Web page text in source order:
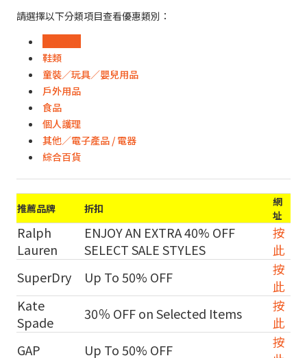
請選擇以下分類項目查看優惠類別：
鞋類
童裝／玩具／嬰兒用品
戶外用品
食品
個人護理
其他／電子產品 / 電器
綜合百貨
推薦品牌 折扣
網
址
Ralph
Lauren
ENJOY AN EXTRA 40% OFF
SELECT SALE STYLES
按
此
SuperDry
Up To 50% OFF
按
此
Kate
Spade
30％ OFF on Selected Items
按
此
GAP
Up To 50% OFF
按